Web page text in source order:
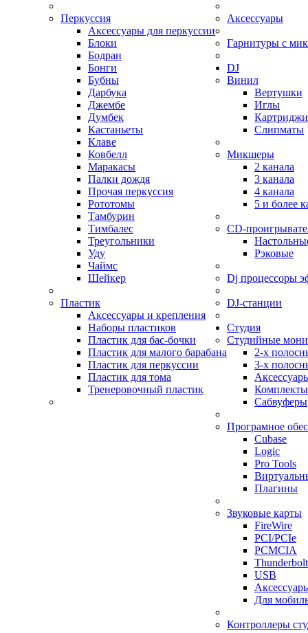
Перкуссия
Аксессуары для перкуссии
Блоки
Бодран
Бонги
Бубны
Дарбука
Джембе
Думбек
Кастаньеты
Клаве
Ковбелл
Маракасы
Палки дождя
Прочая перкуссия
Рототомы
Тамбурин
Тимбалес
Треугольники
Уду
Чаймс
Шейкер
Пластик
Аксессуары и крепления
Наборы пластиков
Пластик для бас-бочки
Пластик для малого барабана
Пластик для перкуссии
Пластик для тома
Тренеровочный пластик
Аксессуары
Гарнитуры с
DJ
Винил
Вертушки
Иглы
Картриджи
Слипматы
Микшеры
2 канала
3 канала
4 канала
5 и более
CD-
Рэковые
Dj процессоры
DJ-станции
Студия
Студийные
2-х
3-х
Комплекты
Сабвуферы
Програмное
Cubase
Logic
Pro Tools
Плагины
Звуковые карты
FireWire
PCI/PCIe
PCMCIA
Thunderbolt
USB
Для
Контроллеры